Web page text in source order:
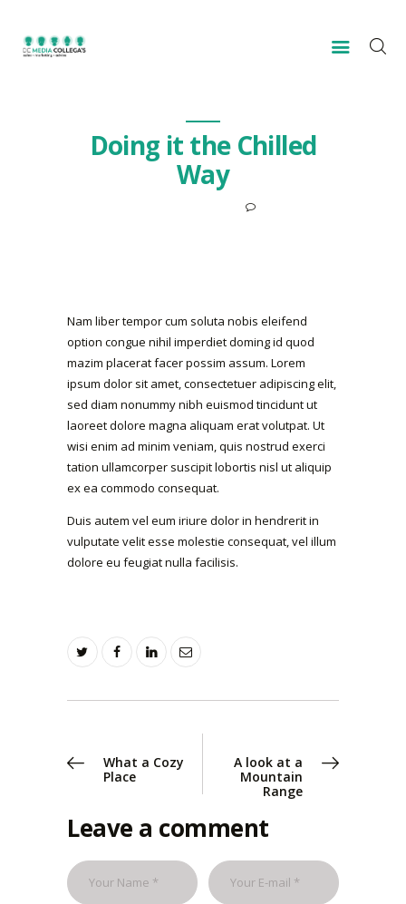
Doing it the Chilled
Way
VOOR WIE?
OVER ONS
Nam liber tempor cum soluta nobis eleifend
option congue nihil imperdiet doming id quod
mazim placerat facer possim assum. Lorem
ipsum dolor sit amet, consectetuer adipiscing elit,
sed diam nonummy nibh euismod tincidunt ut
laoreet dolore magna aliquam erat volutpat. Ut
wisi enim ad minim veniam, quis nostrud exerci
tation ullamcorper suscipit lobortis nisl ut aliquip
ex ea commodo consequat.
Duis autem vel eum iriure dolor in hendrerit in
vulputate velit esse molestie consequat, vel illum
dolore eu feugiat nulla facilisis.
What a Cozy
Place
A look at a
Mountain
Range
Leave a comment